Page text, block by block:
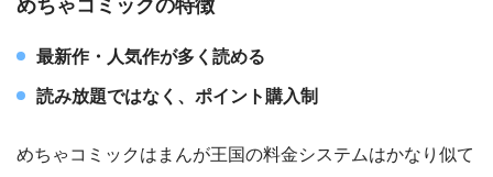
めちゃコミックの特徴
最新作・人気作が多く読める
読み放題ではなく、ポイント購入制
めちゃコミックはまんが王国の料金システムはかなり似て